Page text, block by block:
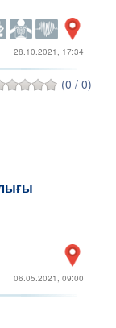
28.10.2021, 17:34
(0 / 0)
06.05.2021, 09:00